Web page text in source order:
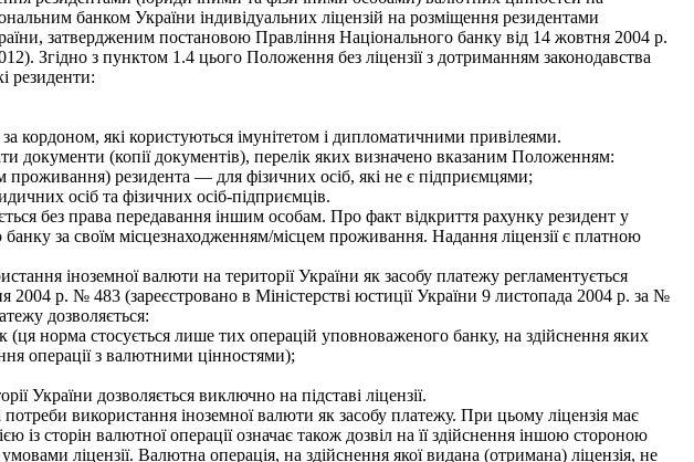
банком України індивідуальних ліцензій на розміщення резидентами
затвердженим постановою Правління Національного банку від 14 жовтня 2004 р.
Згідно з пунктом 1.4 цього Положення без ліцензії з дотриманням законодавства
резиденти:
кордоном, які користуються імунітетом і дипломатичними привілеями.
документи (копії документів), перелік яких визначено вказаним Положенням:
резидента — для фізичних осіб, які не є підприємцями;
осіб та фізичних осіб-підприємців.
без права передавання іншим особам. Про факт відкриття рахунку резидент у
за своїм місцезнаходженням/місцем проживання. Надання ліцензії є платною
іноземної валюти на території України як засобу платежу регламентується
р. № 483 (зареєстровано в Міністерстві юстиції України 9 листопада 2004 р. за №
дозволяється:
норма стосується лише тих операцій уповноваженого банку, на здійснення яких
операції з валютними цінностями);
України дозволяється виключно на підставі ліцензії.
використання іноземної валюти як засобу платежу. При цьому ліцензія має
із сторін валютної операції означає також дозвіл на її здійснення іншою стороною
ліцензії. Валютна операція, на здійснення якої видана (отримана) ліцензія, не